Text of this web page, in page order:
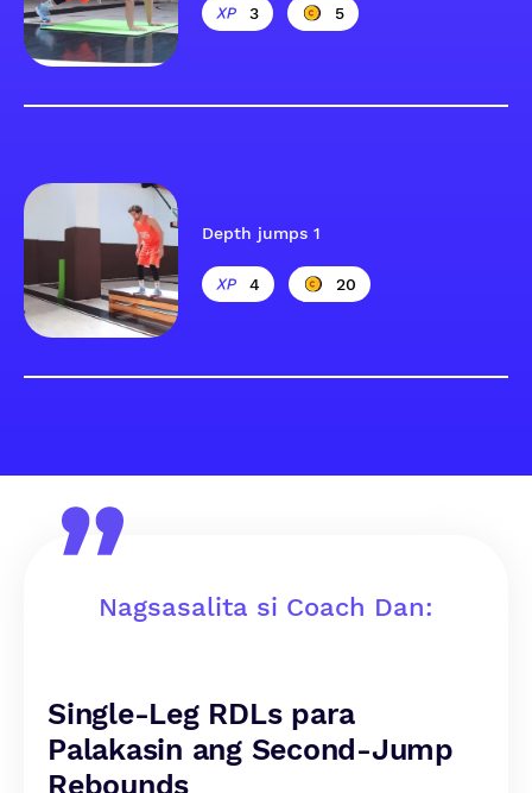
3 5
Depth jumps 1
4 20
Nagsasalita si Coach Dan:
Single-Leg RDLs para
Palakasin ang Second-Jump
Rebounds